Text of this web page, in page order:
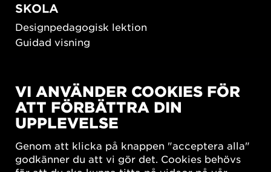
SKOLA
Designpedagogisk lektion
Guidad visning
New European Bauhaus
SUSTAINORDIC
Share Future Living
What Matter_s
VI ANVÄNDER COOKIES FÖR
ATT FÖRBÄTTRA DIN
UPPLEVELSE
Genom att klicka på knappen "acceptera alla"
godkänner du att vi gör det. Cookies behövs